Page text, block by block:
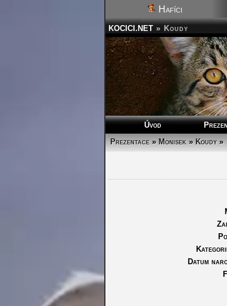
Hafíci
KOCICI.NET » Koudy
Úvod
Prezentace»Monisek»Koudy»
Datum